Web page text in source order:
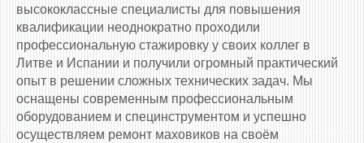
высококлассные специалисты для повышения
квалификации неоднократно проходили
профессиональную стажировку у своих коллег в
Литве и Испании и получили огромный практический
опыт в решении сложных технических задач. Мы
оснащены современным профессиональным
оборудованием и специнструментом и успешно
осуществляем ремонт маховиков на своём